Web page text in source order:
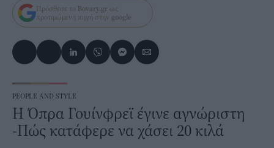
Πρόσθεσε το Bovary.gr ως
προτιμώμενη πηγή στην google
PEOPLE AND STYLE
Η Όπρα Γουίνφρεϊ έγινε αγνώριστη
-Πώς κατάφερε να χάσει 20 κιλά